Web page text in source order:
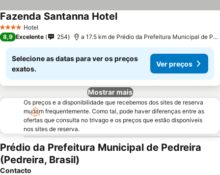
4 EstrelasHotel
Fazenda Santanna Hotel
8,9 Excelente 254 a 17.5 km de Prédio da Prefeitura Municipal de Pedreira
Selecione as datas para ver os preços
exatos.
Ver preços
Mostrar mais
Os preços e a disponibilidade que recebemos dos sites de reserva
mudam frequentemente. Como tal, pode haver diferenças entre as
ofertas que consulta no trivago e os preços que estão disponíveis
nos sites de reserva.
Prédio da Prefeitura Municipal de Pedreira
(Pedreira, Brasil)
Contacto